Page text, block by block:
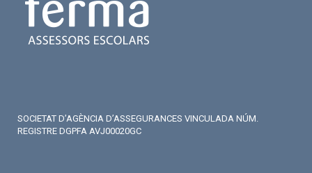
SOCIETAT D’AGÈNCIA D’ASSEGURANCES VINCULADA NÚM.
REGISTRE DGPFA AVJ00020GC